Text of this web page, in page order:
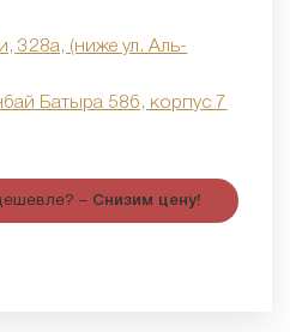
328а, (ниже ул. Аль-
Батыра 58б, корпус 7
– Снизим цену!